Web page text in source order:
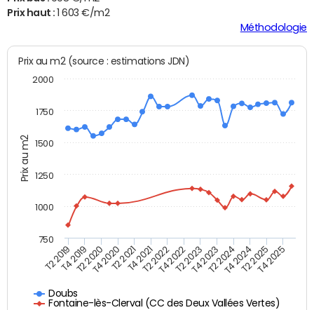
Prix haut :
1 603 €/m2
Méthodologie
Prix au m2
Prix au m2 (source : estimations JDN)
Doubs
Fontaine-lès-Clerval (CC des Deux Vallées Vertes)
T2 2019T4 2019T2 2020T4 2020T2 2021T4 2021T2 2022T4 2022T2 2023T4 2023T2 2024T4 2024T2 2025T4 2025
750
1000
1250
1500
1750
2000